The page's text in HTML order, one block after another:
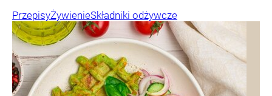
PrzepisyŻywienieSkładniki odżywcze